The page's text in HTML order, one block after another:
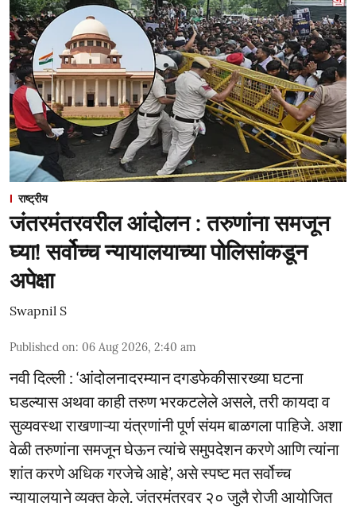
राष्ट्रीय
जंतरमंतरवरील आंदोलन : तरुणांना समजून
घ्या! सर्वोच्च न्यायालयाच्या पोलिसांकडून
अपेक्षा
Swapnil S
Published on: 06 Aug 2026, 2:40 am
नवी दिल्ली : ‘आंदोलनादरम्यान दगडफेकीसारख्या घटना
घडल्यास अथवा काही तरुण भरकटलेले असले, तरी कायदा व
सुव्यवस्था राखणाऱ्या यंत्रणांनी पूर्ण संयम बाळगला पाहिजे. अशा
वेळी तरुणांना समजून घेऊन त्यांचे समुपदेशन करणे आणि त्यांना
शांत करणे अधिक गरजेचे आहे’, असे स्पष्ट मत सर्वोच्च
न्यायालयाने व्यक्त केले. जंतरमंतरवर २० जुलै रोजी आयोजित